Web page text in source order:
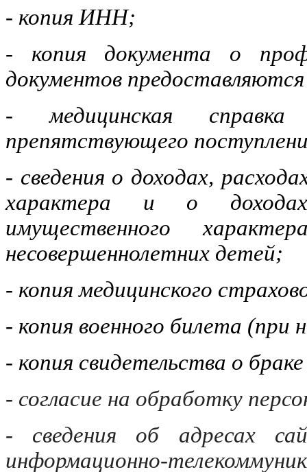
- копия ИНН;
- копия документа о
документов
- медицинская
препятствующего
- сведения о доходах,
характера и о
имущественного
несовершеннолетних детей;
- копия медицинского
- копия военного билета (при
- копия свидетельства о
- согласие на обработку
- сведения об адресах
информационно-